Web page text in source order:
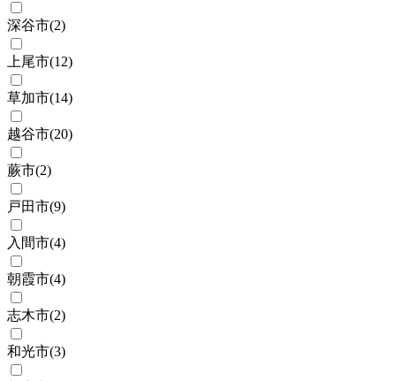
深谷市(2)
上尾市(12)
草加市(14)
越谷市(20)
蕨市(2)
戸田市(9)
入間市(4)
朝霞市(4)
志木市(2)
和光市(3)